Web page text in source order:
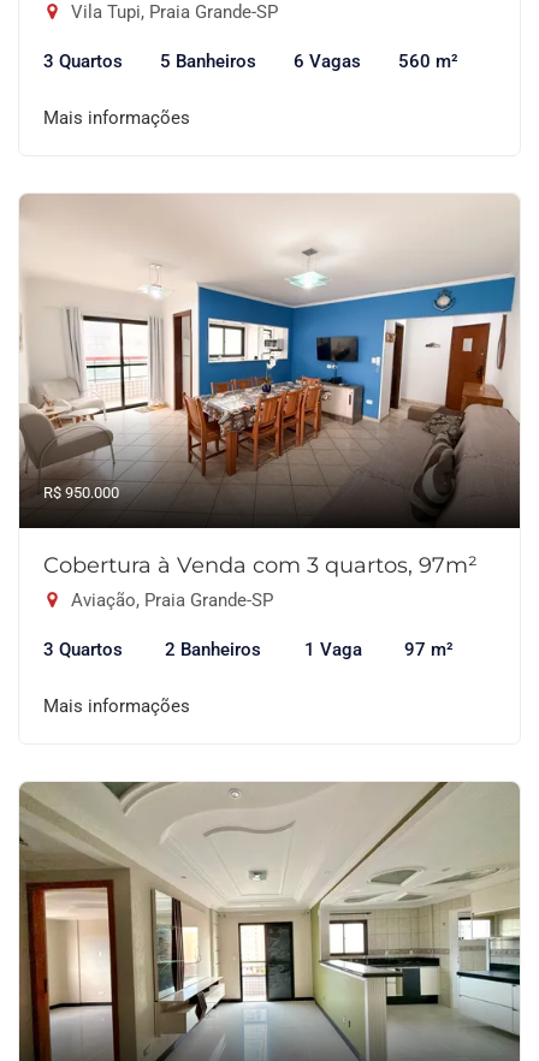
Vila Tupi, Praia Grande-SP
3 Quartos 5 Banheiros 6 Vagas 560 m²
Mais informações
R$ 950.000
Cobertura à Venda com 3 quartos, 97m²
Aviação, Praia Grande-SP
3 Quartos 2 Banheiros 1 Vaga 97 m²
Mais informações